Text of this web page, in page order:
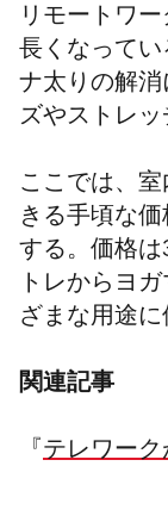
リモートワ
長くなって
ナ太りの解消
ズやストレッ
ここでは、
きる手頃な
する。価格
トレからヨ
ざまな用途に
関連記事
『 テレワー